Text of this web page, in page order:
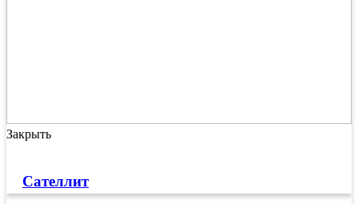
Закрыть
Сателлит